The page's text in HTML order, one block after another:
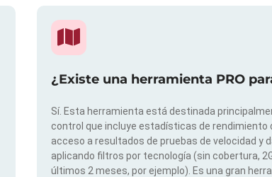
¿Existe una herramienta PRO
Sí. Esta herramienta está destinada
control que incluye estadísticas de rendimiento
acceso a resultados de pruebas de velocidad y
aplicando filtros por tecnología (sin cobertura,
últimos 2 meses, por ejemplo). Es una gran